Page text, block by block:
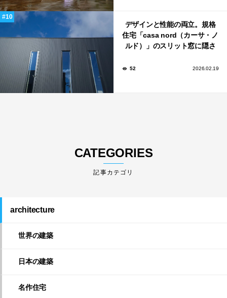
デザインと性能の両立。規格
住宅「casa nord（カーサ・ノ
ルド）」のスリット窓に隠さ
52 2026.02.19
CATEGORIES
architecture
世界の建築
日本の建築
名作住宅